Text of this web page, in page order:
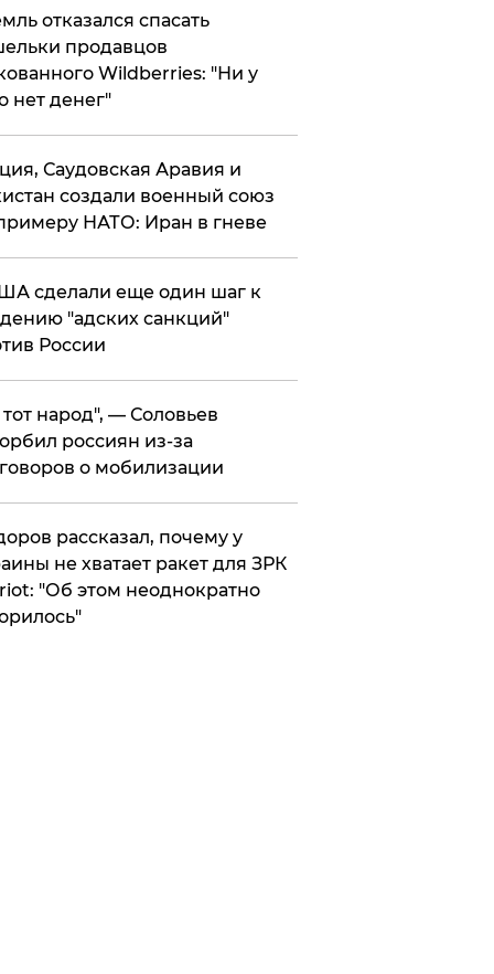
отказался спасать
продавцов
Wildberries: "Ни у
нет денег"
Саудовская Аравия и
создали военный союз
НАТО: Иран в гневе
сделали еще один шаг к
"адских санкций"
России
народ", — Соловьев
россиян из-за
о мобилизации
рассказал, почему у
не хватает ракет для ЗРК
"Об этом неоднократно